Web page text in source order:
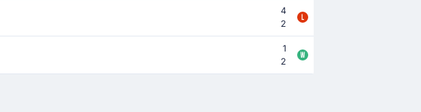
4
2
1
2